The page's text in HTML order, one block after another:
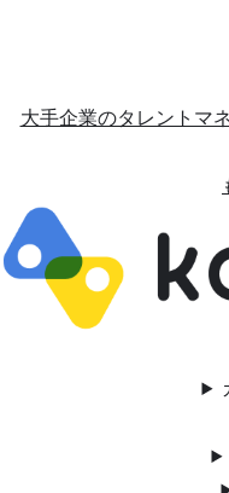
大手企業のタレントマ